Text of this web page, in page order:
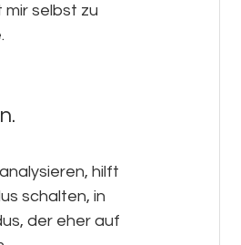
mir selbst zu
hilft
schalten, in
der eher auf